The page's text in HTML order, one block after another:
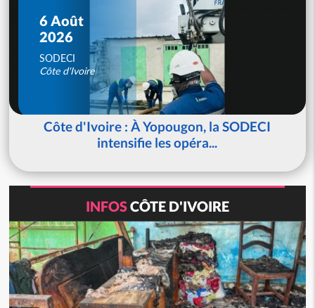
6 Août
2026
SODECI
Côte d'Ivoire
Côte d'Ivoire : À Yopougon, la SODECI
intensifie les opéra...
INFOSCÔTE D'IVOIRE